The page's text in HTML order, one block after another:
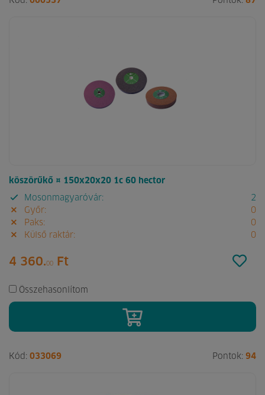
köszörűkő ¤ 150x20x20 1c 60 hector
Mosonmagyaróvár:
2
Győr:
0
Paks:
0
Külső raktár:
0
4 360.00 Ft
Összehasonlítom
Kód: 033069 Pontok: 94